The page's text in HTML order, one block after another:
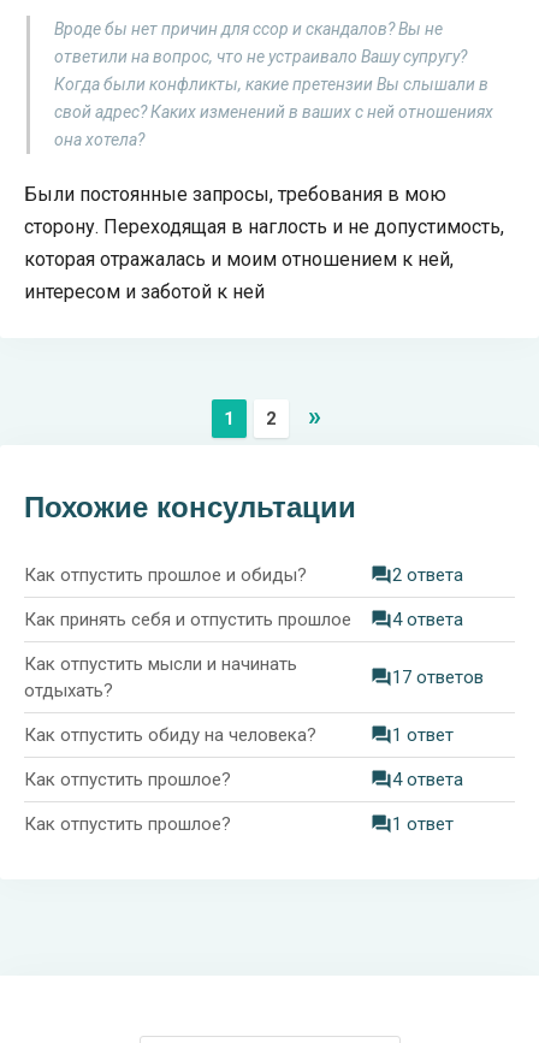
Вроде бы нет причин для ссор и скандалов? Вы не
ответили на вопрос, что не устраивало Вашу супругу?
Когда были конфликты, какие претензии Вы слышали в
свой адрес? Каких изменений в ваших с ней отношениях
она хотела?
Были постоянные запросы, требования в мою
сторону. Переходящая в наглость и не допустимость,
которая отражалась и моим отношением к ней,
интересом и заботой к ней
1 2 »
Похожие консультации
Как отпустить прошлое и обиды? 2 ответа
Как принять себя и отпустить прошлое 4 ответа
Как отпустить мысли и начинать
отдыхать?
17 ответов
Как отпустить обиду на человека? 1 ответ
Как отпустить прошлое? 4 ответа
Как отпустить прошлое? 1 ответ